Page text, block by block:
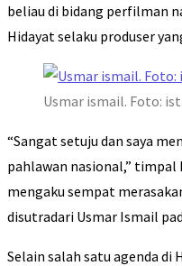
beliau di bidang perfilman
Hidayat selaku produser
Usmar ismail. Foto: ist.
“Sangat setuju dan saya
pahlawan nasional,” timpal
mengaku sempat
disutradari Usmar Ismail
Selain salah satu agenda di